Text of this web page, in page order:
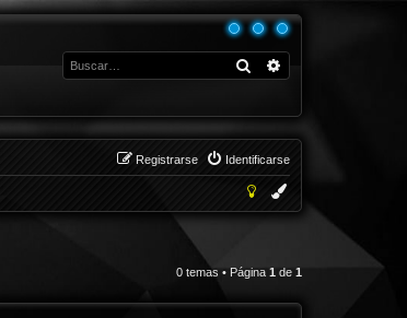
Buscar
Identificarse
Registrarse
0 temas • Página 1 de 1